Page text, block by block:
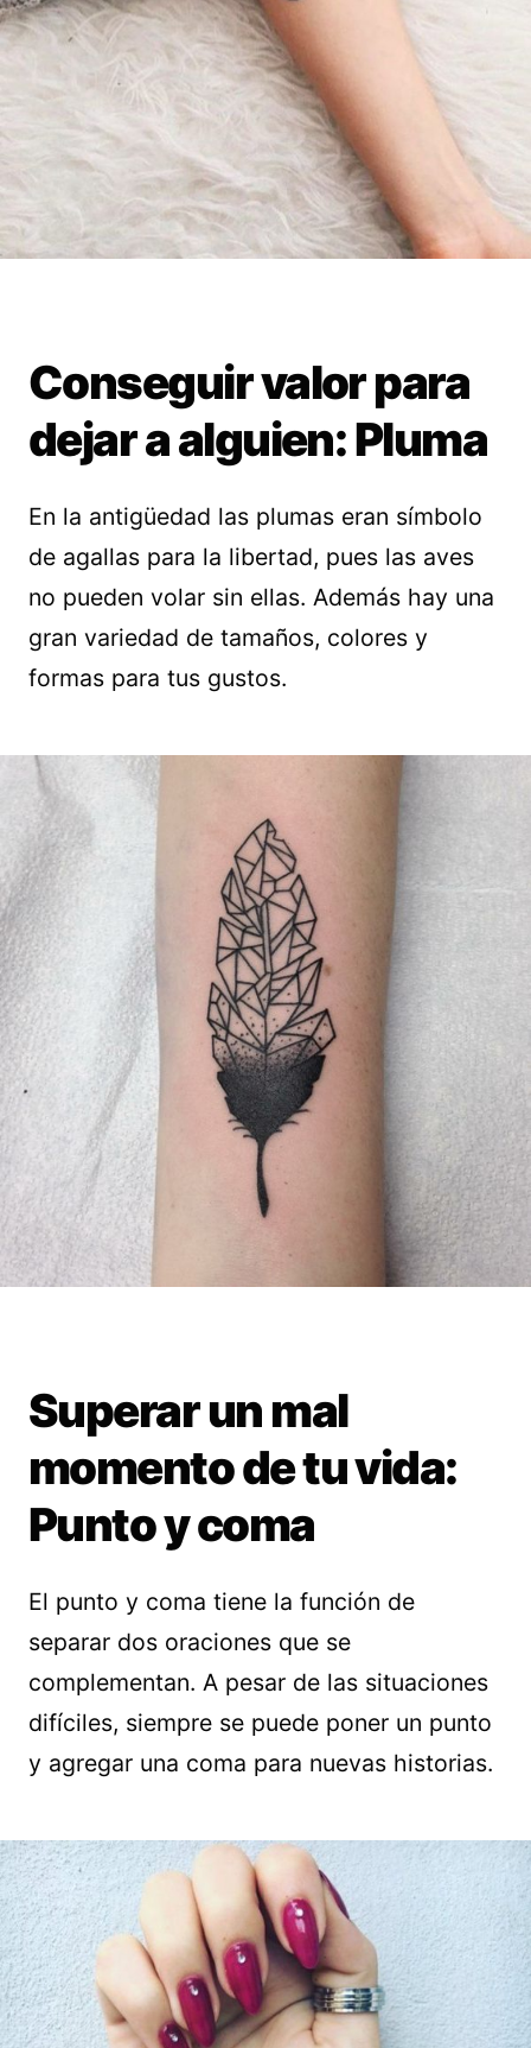
Conseguir valor para
dejar a alguien: Pluma
En la antigüedad las plumas eran símbolo
de agallas para la libertad, pues las aves
no pueden volar sin ellas. Además hay una
gran variedad de tamaños, colores y
formas para tus gustos.
Superar un mal
momento de tu vida:
Punto y coma
El punto y coma tiene la función de
separar dos oraciones que se
complementan. A pesar de las situaciones
difíciles, siempre se puede poner un punto
y agregar una coma para nuevas historias.